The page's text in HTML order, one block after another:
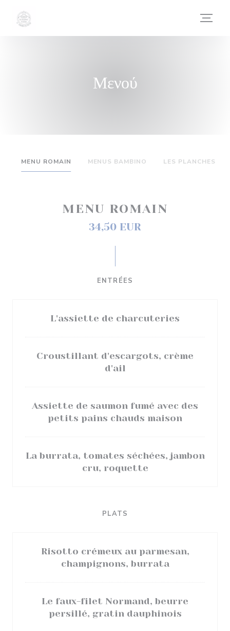
Μενού
MENU ROMAIN MENUS BAMBINO LES PLANCHES
MENU ROMAIN
34,50 EUR
ENTRÉES
L'assiette de charcuteries
Croustillant d'escargots, crème
d'ail
Assiette de saumon fumé avec des
petits pains chauds maison
La burrata, tomates séchées, jambon
cru, roquette
PLATS
Risotto crémeux au parmesan,
champignons, burrata
Le faux-filet Normand, beurre
persillé, gratin dauphinois